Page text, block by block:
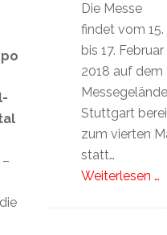
Die Messe
findet vom 15.
bis 17. Februar
2018 auf dem
Messegelände
Stuttgart
zum vierten
statt…
Weiterlesen …